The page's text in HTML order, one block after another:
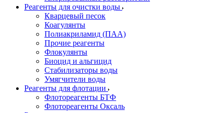
Реагенты для очистки воды
Кварцевый песок
Коагулянты
Полиакриламид (ПАА)
Прочие реагенты
Флокулянты
Биоцид и альгицид
Стабилизаторы воды
Умягчители воды
Реагенты для флотации
Флотореагенты БТФ
Флотореагенты Оксаль